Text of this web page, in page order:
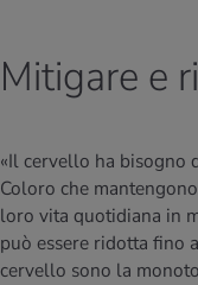
Mitigare e
«Il cervello ha bisogno
Coloro che
loro vita quotidiana in
può essere ridotta fino
cervello sono la